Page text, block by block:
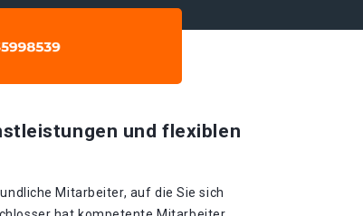
und flexiblen
Mitarbeiter, auf die Sie sich